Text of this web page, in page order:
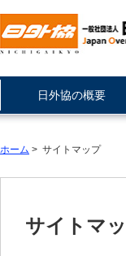
日外協の概要
ホーム > サイトマップ
サイトマ